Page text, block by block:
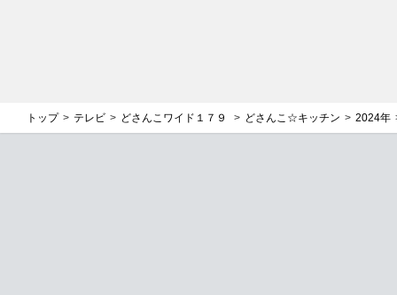
トップ テレビ どさんこワイド１７９ どさんこ☆キッチン 2024年